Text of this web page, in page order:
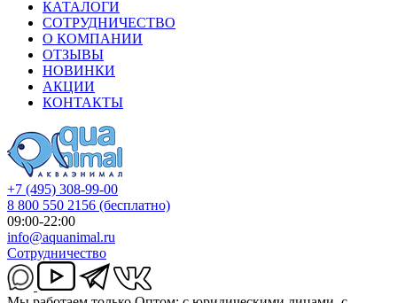
КАТАЛОГИ
СОТРУДНИЧЕСТВО
О КОМПАНИИ
ОТЗЫВЫ
НОВИНКИ
АКЦИИ
КОНТАКТЫ
+7 (495) 308-99-00
8 800 550 2156 (бесплатно)
09:00-22:00
info@aquanimal.ru
Сотрудничество